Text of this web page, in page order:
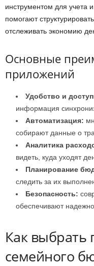
инструментом для учета
помогают
отслеживать экономию
Основные
приложений
Удобство и
информация
Автоматизация:
собирают данные о
Аналитика
видеть, куда уходят
Планирование
следить за их
Безопасность:
обеспечивают
Как выбрать
семейного